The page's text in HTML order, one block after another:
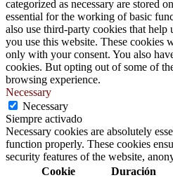
categorized as necessary are stored
essential for the working of basic
also use third-party cookies that help
you use this website. These cookies
only with your consent. You also
cookies. But opting out of some of
browsing experience.
Necessary
Necessary
Siempre activado
Necessary cookies are absolutely
function properly. These cookies
security features of the website,
Cookie
Duración